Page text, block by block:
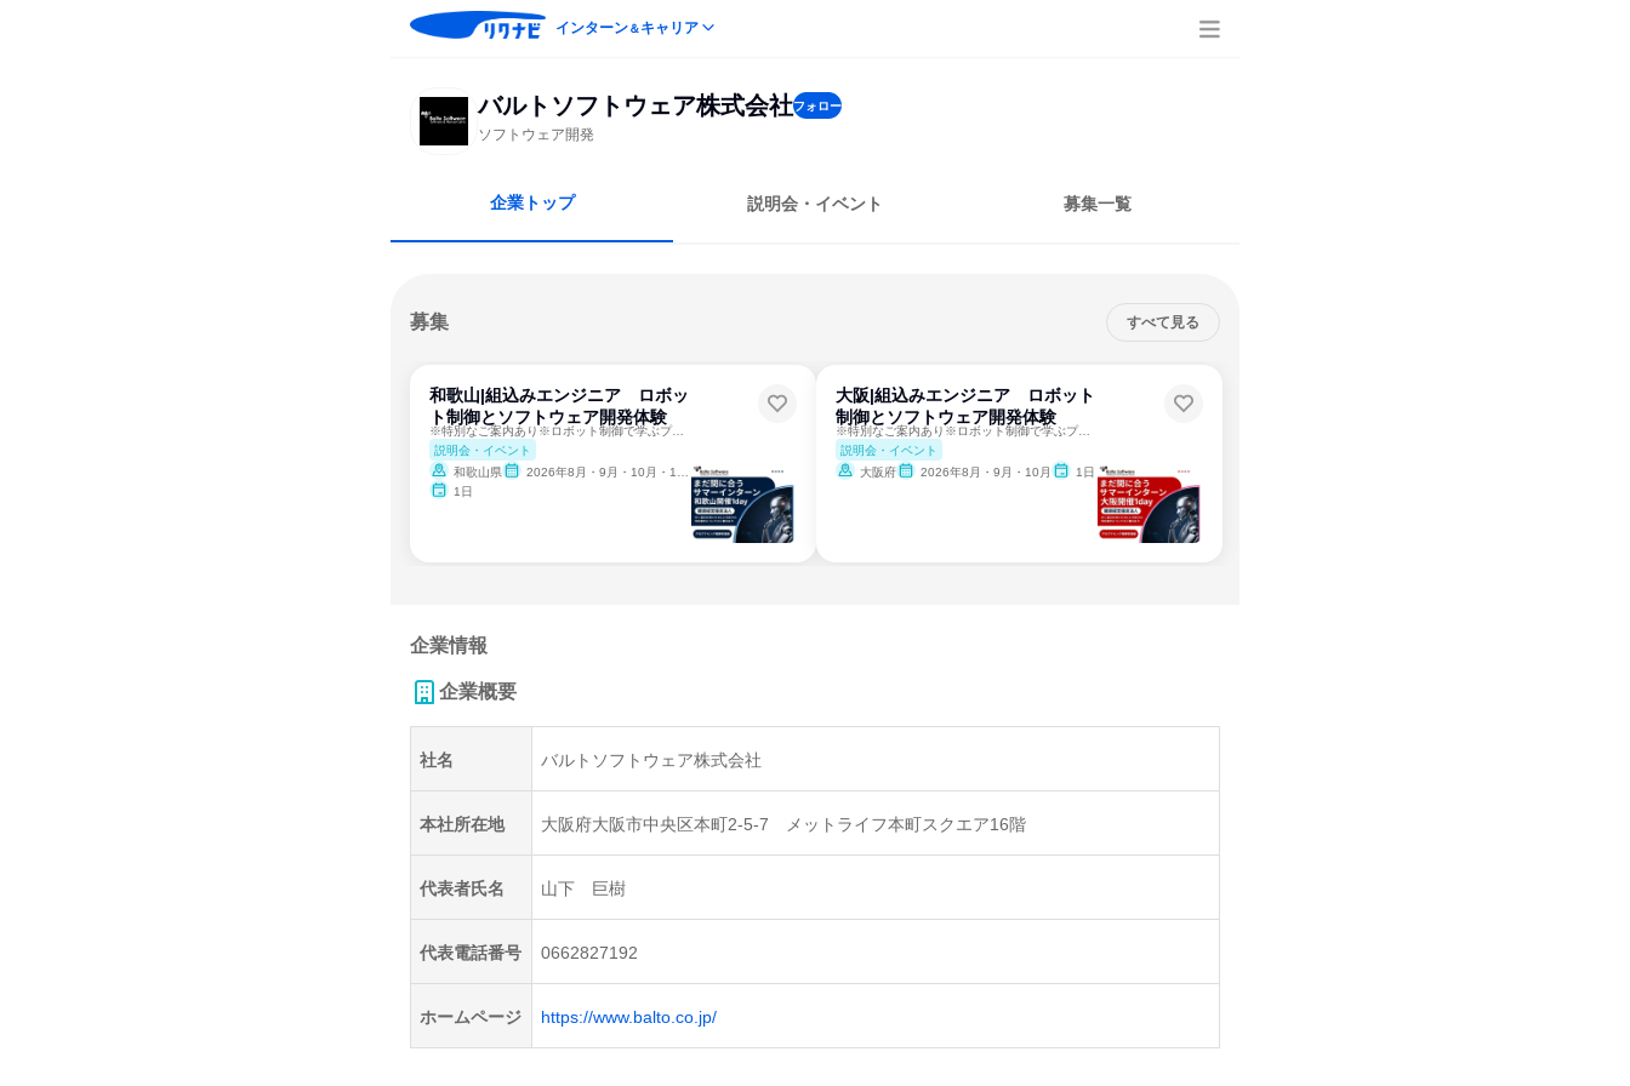
インターン＆キャリア
バルトソフトウェア株式会社フォロー
ソフトウェア開発
企業トップ 説明会・イベント 募集一覧
募集 すべて見る
和歌山|組込みエンジニア ロボッ
ト制御とソフトウェア開発体験
※特別なご案内あり※ロボット制御で学ぶプログラミング体験
説明会・イベント
和歌山県
2026年8月・9月・10月・11月・12月
1日
大阪|組込みエンジニア ロボット
制御とソフトウェア開発体験
※特別なご案内あり※ロボット制御で学ぶプログラミング体験
説明会・イベント
大阪府
2026年8月・9月・10月 1日
企業情報
企業概要
社名 バルトソフトウェア株式会社
本社所在地 大阪府大阪市中央区本町2-5-7 メットライフ本町スクエア16階
代表者氏名 山下 巨樹
代表電話番号 0662827192
ホームページ https://www.balto.co.jp/